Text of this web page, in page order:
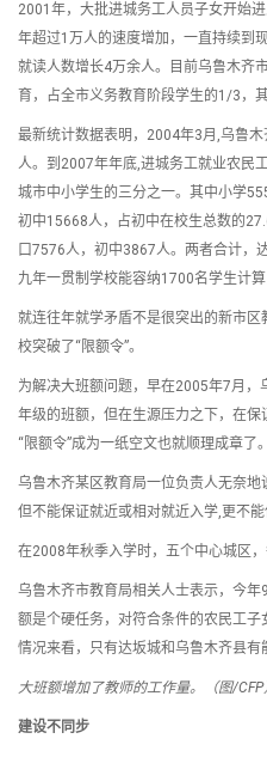
2001年，大批进城务工人员子女开始
年超过1万人的速度增加，一直持续到
就读人数增长4万余人。目前乌鲁木齐
育，占全市义务教育阶段学生的1/3，
最新统计数据表明，2004年3月,乌鲁
人。到2007年年底,进城务工就业农民
城市中小学生的三分之一。其中小学
初中15668人，占初中在校生总数的
口7576人，初中3867人。两者合计，
九年一贯制学校能容纳1700名学生计
就连往年就学矛盾不是很突出的新市
校突破了“限额令”。
为解决大班额问题，早在2005年7月
年级的班额，但在生源压力之下，在保
“限额令”成为一纸空文也就顺理成章了。
乌鲁木齐某区教育局一位负责人无奈地
但不能保证就近或相对就近入学,更不能
在2008年秋季入学时，五个中心城区
乌鲁木齐市教育局相关人士表示，今年
额是个硬任务，对符合条件的农民工
情况来看，只有达坂城和乌鲁木齐县有
大班额增加了教师的工作量。（图/CFP
建设不同步